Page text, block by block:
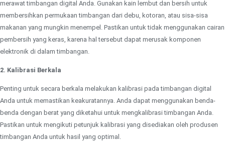
merawat timbangan digital Anda. Gunakan kain lembut dan bersih untuk
membersihkan permukaan timbangan dari debu, kotoran, atau sisa-sisa
makanan yang mungkin menempel. Pastikan untuk tidak menggunakan cairan
pembersih yang keras, karena hal tersebut dapat merusak komponen
elektronik di dalam timbangan.
2. Kalibrasi Berkala
Penting untuk secara berkala melakukan kalibrasi pada timbangan digital
Anda untuk memastikan keakuratannya. Anda dapat menggunakan benda-
benda dengan berat yang diketahui untuk mengkalibrasi timbangan Anda.
Pastikan untuk mengikuti petunjuk kalibrasi yang disediakan oleh produsen
timbangan Anda untuk hasil yang optimal.